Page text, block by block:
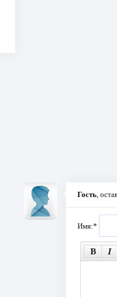
Гость,
Имя:*